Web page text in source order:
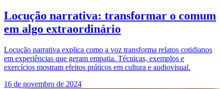
Locução narrativa: transformar o comum
em algo extraordinário
Locução narrativa explica como a voz transforma relatos cotidianos
em experiências que geram empatia. Técnicas, exemplos e
exercícios mostram efeitos práticos em cultura e audiovisual.
16 de novembro de 2024